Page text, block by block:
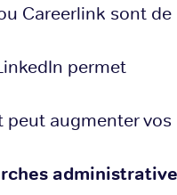
Careerlink sont de
permet
peut augmenter vos